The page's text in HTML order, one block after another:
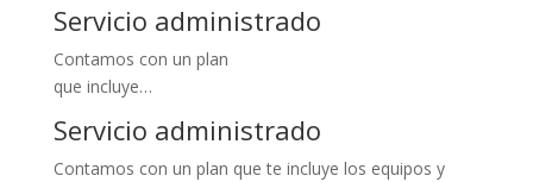
Servicio administrado
Contamos con un plan
que incluye…
Servicio administrado
Contamos con un plan que te incluye los equipos y